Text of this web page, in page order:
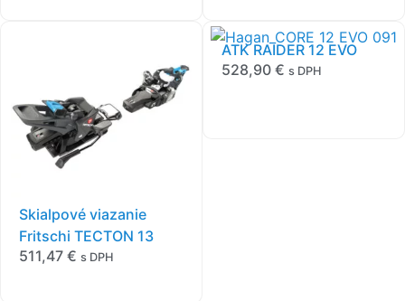
Skialpové viazanie
Fritschi TECTON 13
511,47 € s DPH
ATK RAIDER 12 EVO
528,90 € s DPH